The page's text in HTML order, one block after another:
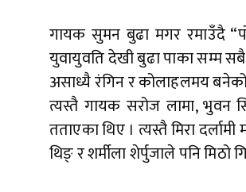
गायक सुमन बुढा मगर रमाउँदै
युवायुवति देखी बुढा पाका सम्म
असाध्यै रंगिन र कोलाहलमय
त्यस्तै गायक सरोज लामा, भुवन
तताएका थिए । त्यस्तै मिरा
थिङ् र शर्मीला शेर्पुजाले पनि मिठो